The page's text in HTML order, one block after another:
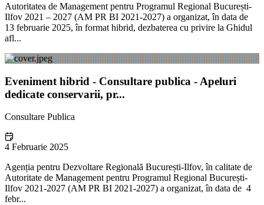
Autoritatea de Management pentru Programul Regional București-
Ilfov 2021 – 2027 (AM PR BI 2021-2027) a organizat, în data de
13 februarie 2025, în format hibrid, dezbaterea cu privire la Ghidul
afl...
Eveniment hibrid - Consultare publica - Apeluri
dedicate conservarii, pr...
Consultare Publica
4 Februarie 2025
Agenția pentru Dezvoltare Regională București-Ilfov, în calitate de
Autoritate de Management pentru Programul Regional București-
Ilfov 2021-2027 (AM PR BI 2021-2027) a organizat, în data de 4
febr...